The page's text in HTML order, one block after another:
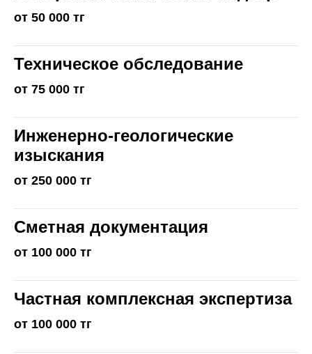
от 50 000 тг
Техническое обследование
от 75 000 тг
Инженерно-геологические
изыскания
от 250 000 тг
Сметная документация
от 100 000 тг
Частная комплексная экспертиза
от 100 000 тг